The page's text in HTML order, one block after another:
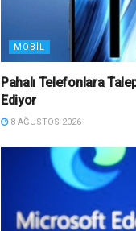
MOBIL
Pahalı Telefonlara
Ediyor
8 AĞUSTOS 2026